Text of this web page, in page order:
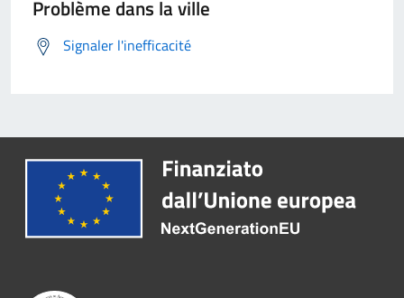
Problème dans la ville
Signaler l'inefficacité